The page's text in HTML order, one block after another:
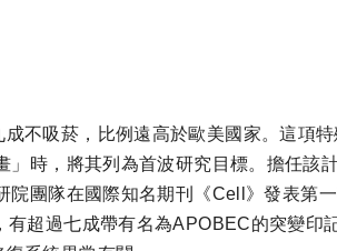
不吸菸，比例遠高於歐美國家。這項
」時，將其列為首波研究目標。擔任該
院團隊在國際知名期刊《Cell》發表第
超過七成帶有名為APOBEC的突變印